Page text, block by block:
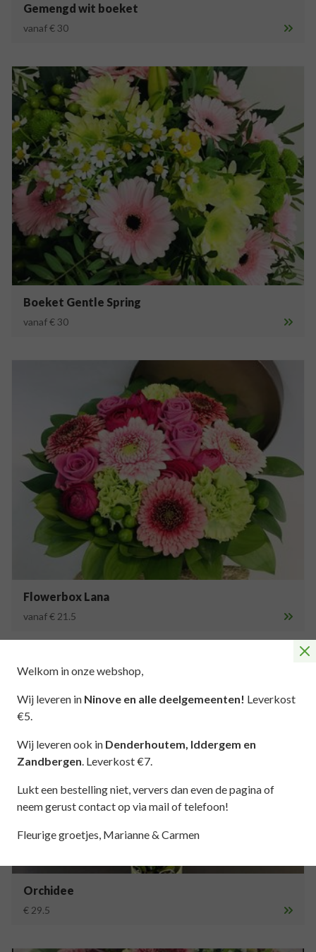
Gemengd wit boeket
vanaf € 30
Boeket Gentle Spring
vanaf € 30
Flowerbox Lana
vanaf € 21.5
Orchidee
€ 29.5
Welkom in onze webshop,
Wij leveren in Ninove en alle deelgemeenten! Leverkost
€5.
Wij leveren ook in Denderhoutem, Iddergem en
Zandbergen. Leverkost €7.
Lukt een bestelling niet, ververs dan even de pagina of
neem gerust contact op via mail of telefoon!
Fleurige groetjes, Marianne & Carmen